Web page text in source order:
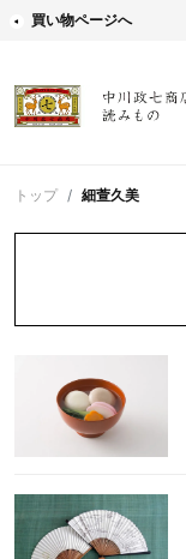
買い物ページへ
トップ 細萱久美